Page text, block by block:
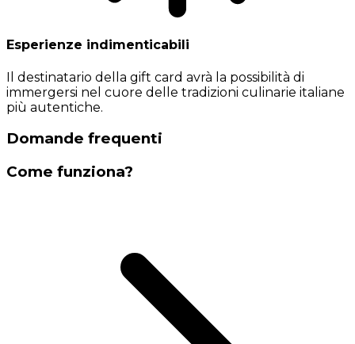
Esperienze indimenticabili
Il destinatario della gift card avrà la possibilità di
immergersi nel cuore delle tradizioni culinarie italiane
più autentiche.
Domande frequenti
Come funziona?